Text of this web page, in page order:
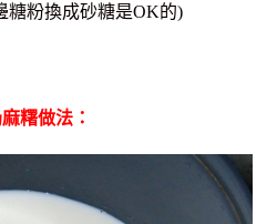
糖粉換成砂糖是OK的)
糬做法：